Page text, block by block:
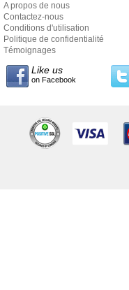
A propos de nous
Contactez-nous
Conditions d'utilisation
Politique de confidentialité
Témoignages
Like us
on Facebook